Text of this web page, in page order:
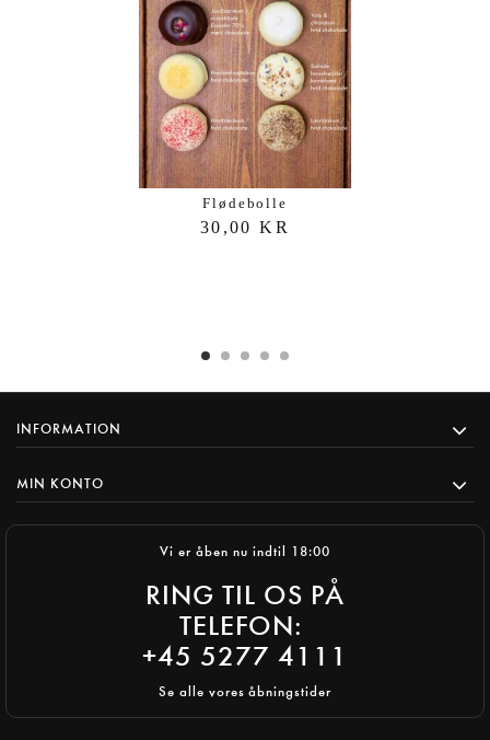
Flødebolle
30,00 KR
INFORMATION
MIN KONTO
Vi er åben nu indtil 18:00
RING TIL OS PÅ
TELEFON:
+45 5277 4111
Se alle vores åbningstider